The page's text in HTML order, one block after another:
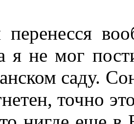
я не мог
саду.
точно